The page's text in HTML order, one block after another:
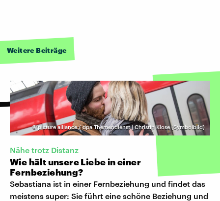
Weitere Beiträge
©picture alliance / dpa Themendienst | Christin Klose (Symbolbild)
Nähe trotz Distanz
Wie hält unsere Liebe in einer
Fernbeziehung?
Sebastiana ist in einer Fernbeziehung und findet das
meistens super: Sie führt eine schöne Beziehung und